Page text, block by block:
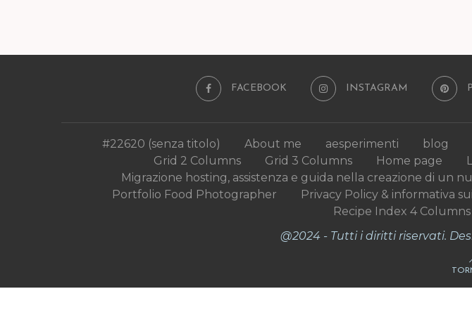
FACEBOOK INSTAGRAM
#22620 (senza titolo) About me aesperimenti blog
Grid 2 Columns
Grid 3 Columns Home page
Migrazione hosting, assistenza e guida nella creazione di un
Portfolio Food Photographer
Privacy Policy & informativa
Recipe Index 4 Columns
@2024 - Tutti i diritti riservati.